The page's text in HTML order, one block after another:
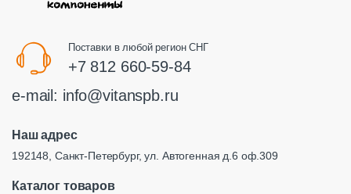
Поставки в любой регион СНГ
+7 812 660-59-84
e-mail: info@vitanspb.ru
Наш адрес
192148, Санкт-Петербург, ул. Автогенная д.6 оф.309
Каталог товаров